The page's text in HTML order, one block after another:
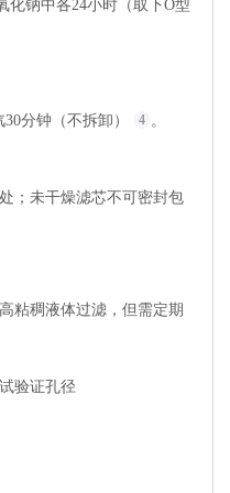
化钠中各24小时（取下O型
分钟（不拆卸） 4 。
；未干燥滤芯不可密封包
粘稠液体过滤，但需定期
验证孔径